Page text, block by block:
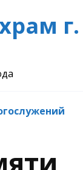
г.